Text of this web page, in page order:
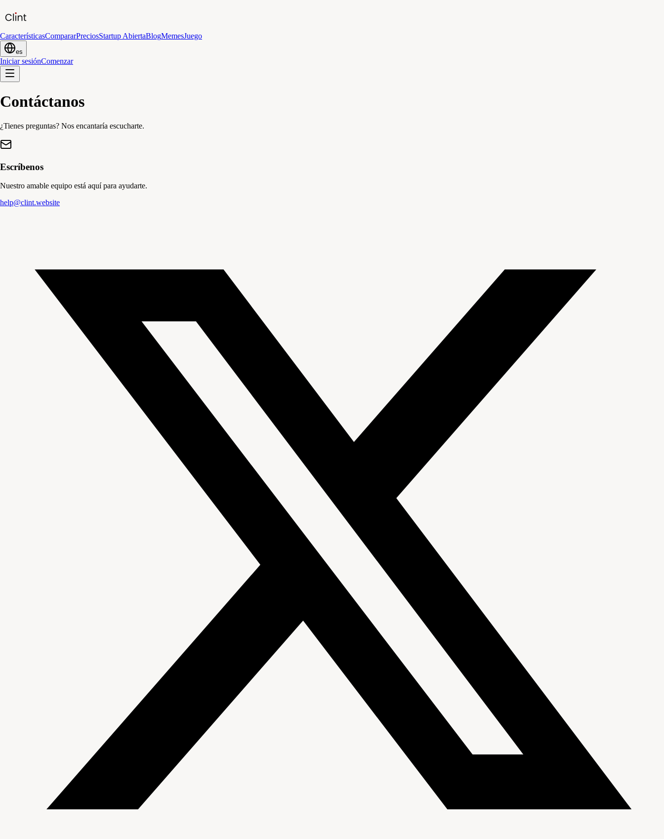
CaracterísticasCompararPreciosStartup AbiertaBlogMemesJuego
es
Iniciar sesiónComenzar
Contáctanos
¿Tienes preguntas? Nos encantaría escucharte.
Escríbenos
Nuestro amable equipo está aquí para ayudarte.
help@clint.website